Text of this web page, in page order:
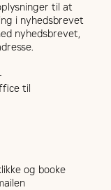
til at
i nyhedsbrevet
nyhedsbrevet,
til
og booke